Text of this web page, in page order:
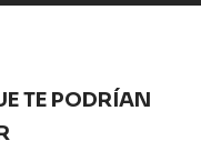
TE PODRÍAN